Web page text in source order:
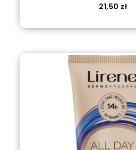
Cena
21,50 zł